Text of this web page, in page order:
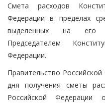
Смета расходов
Федерации в пределах
выделенных на его
Председателем
Федерации.
Правительство
дня получения сметы
Российской Федерации